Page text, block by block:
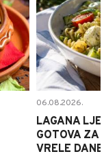
06.08.2026.
LAGANA
GOTOVA ZA
VRELE DANE